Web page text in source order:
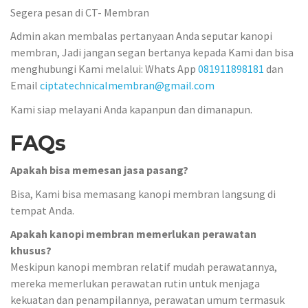
Segera pesan di CT- Membran
Admin akan membalas pertanyaan Anda seputar kanopi
membran, Jadi jangan segan bertanya kepada Kami dan bisa
menghubungi Kami melalui: Whats App 081911898181 dan
Email ciptatechnicalmembran@gmail.com
Kami siap melayani Anda kapanpun dan dimanapun.
FAQs
Apakah bisa memesan jasa pasang?
Bisa, Kami bisa memasang kanopi membran langsung di
tempat Anda.
Apakah kanopi membran memerlukan perawatan
khusus?
Meskipun kanopi membran relatif mudah perawatannya,
mereka memerlukan perawatan rutin untuk menjaga
kekuatan dan penampilannya, perawatan umum termasuk